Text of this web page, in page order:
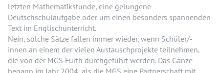
letzten Mathematikstunde, eine gelungene
Deutschschulaufgabe oder um einen besonders spannenden
Text im Englischunterricht.
Nein, solche Sätze fallen immer wieder, wenn Schüler/-
innen an einem der vielen Austauschprojekte teilnehmen,
die von der MGS Fürth durchgeführt werden. Das Ganze
begann im Jahr 2004, als die MGS eine Partnerschaft mit